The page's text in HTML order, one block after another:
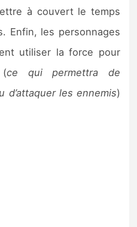
à couvert le temps
Enfin, les personnages
utiliser la force pour
ce qui permettra de
d’attaquer les ennemis)